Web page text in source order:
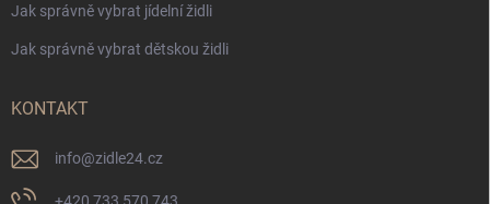
Jak správně vybrat jídelní židli
Jak správně vybrat dětskou židli
KONTAKT
info@zidle24.cz